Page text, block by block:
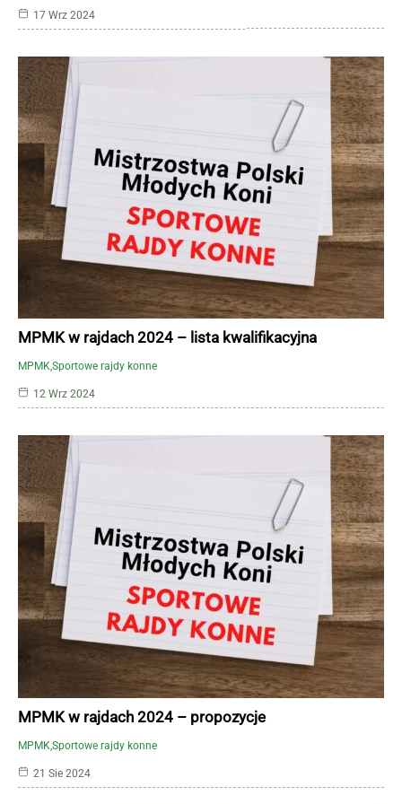
17 Wrz 2024
MPMKSportowe rajdy konne
MPMK w rajdach 2024 – lista kwalifikacyjna
12 Wrz 2024
MPMKSportowe rajdy konne
MPMK w rajdach 2024 – propozycje
21 Sie 2024